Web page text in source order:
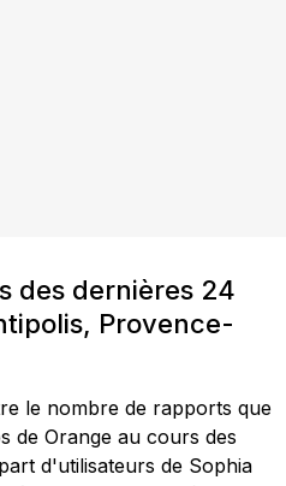
des dernières 24
Provence-
le nombre de rapports que
de Orange au cours des
d'utilisateurs de Sophia